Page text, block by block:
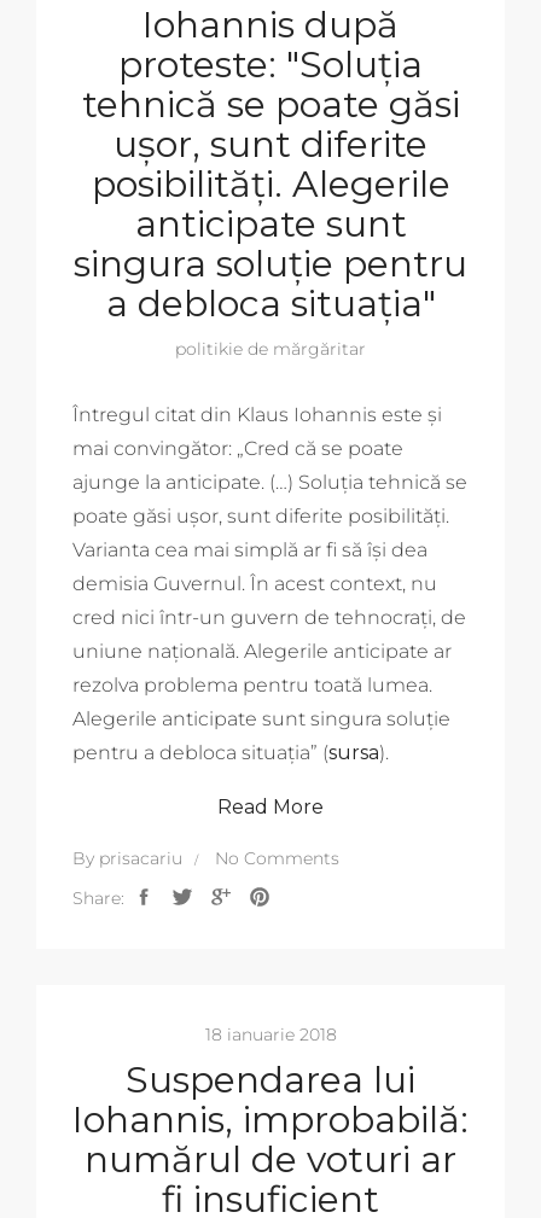
Iohannis după
proteste: "Soluția
tehnică se poate găsi
ușor, sunt diferite
posibilități. Alegerile
anticipate sunt
singura soluție pentru
a debloca situația"
politikie de mărgăritar
Întregul citat din Klaus Iohannis este și
mai convingător: „Cred că se poate
ajunge la anticipate. (…) Soluția tehnică se
poate găsi ușor, sunt diferite posibilități.
Varianta cea mai simplă ar fi să își dea
demisia Guvernul. În acest context, nu
cred nici într-un guvern de tehnocrați, de
uniune națională. Alegerile anticipate ar
rezolva problema pentru toată lumea.
Alegerile anticipate sunt singura soluție
pentru a debloca situația” (sursa).
Read More
By prisacariu
No Comments
Share:
18 ianuarie 2018
Suspendarea lui
Iohannis, improbabilă:
numărul de voturi ar
fi insuficient